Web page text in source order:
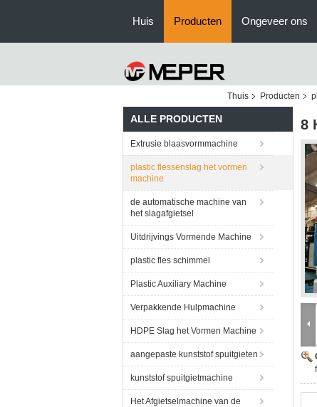
Huis Producten Ongeveer ons
Thuis
Producten
ALLE PRODUCTEN
Extrusie blaasvormmachine
plastic flessenslag het vormen
machine
de automatische machine van
het slagafgietsel
Uitdrijvings Vormende Machine
plastic fles schimmel
Plastic Auxiliary Machine
Verpakkende Hulpmachine
HDPE Slag het Vormen Machine
aangepaste kunststof spuitgieten
kunststof spuitgietmachine
Het Afgietselmachine van de
8